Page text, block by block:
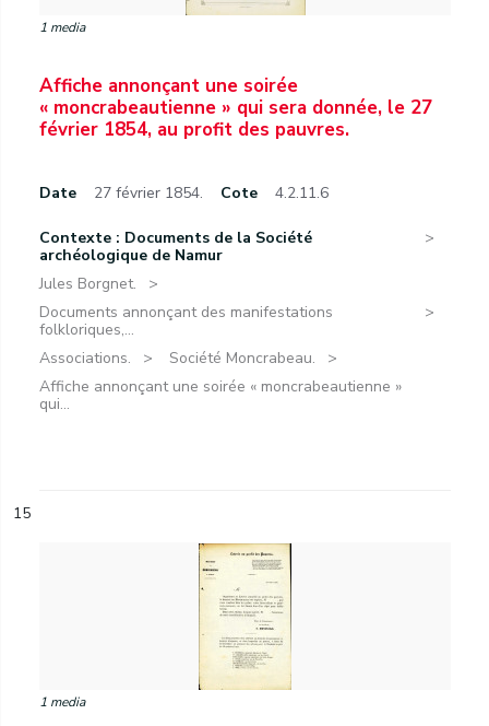
1 media
Affiche annonçant une soirée
« moncrabeautienne » qui sera donnée, le 27
février 1854, au profit des pauvres.
Date 27 février 1854. Cote 4.2.11.6
Contexte : Documents de la Société
archéologique de Namur
Jules Borgnet.
Documents annonçant des manifestations
folkloriques,...
Associations.
Société Moncrabeau.
Affiche annonçant une soirée « moncrabeautienne »
qui...
15
1 media